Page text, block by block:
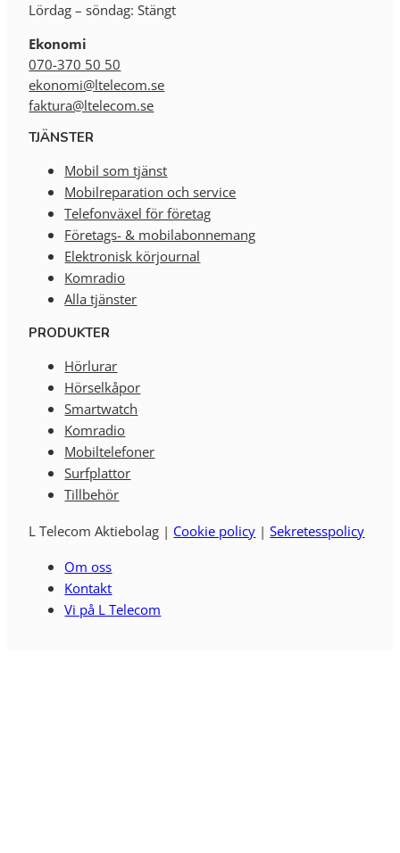
Lördag – söndag: Stängt
Ekonomi
070-370 50 50
ekonomi@ltelecom.se
faktura@ltelecom.se
TJÄNSTER
Mobil som tjänst
Mobilreparation och service
Telefonväxel för företag
Företags- & mobilabonnemang
Elektronisk körjournal
Komradio
Alla tjänster
PRODUKTER
Hörlurar
Hörselkåpor
Smartwatch
Komradio
Mobiltelefoner
Surfplattor
Tillbehör
L Telecom Aktiebolag | Cookie policy |Sekretesspolicy
Om oss
Kontakt
Vi på L Telecom